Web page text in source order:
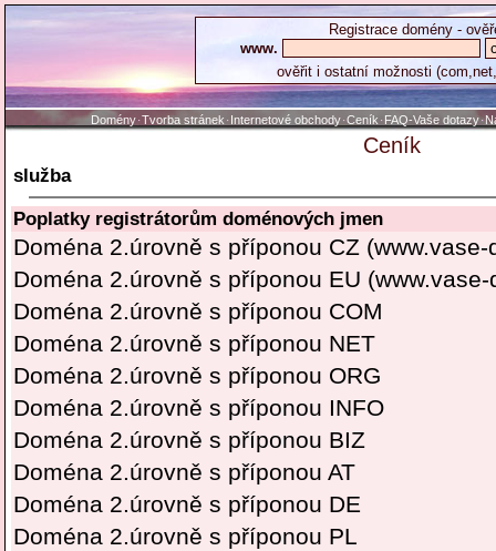
Registrace domény -
www.
ověřit i ostatní možnosti
Domény·Tvorba stránek · Internetové obchody·Ceník · FAQ-Vaše dotazy·
Ceník
služba
Poplatky registrátorům doménových jmen
Doména 2.úrovně s příponou CZ
Doména 2.úrovně s příponou EU
Doména 2.úrovně s příponou COM
Doména 2.úrovně s příponou NET
Doména 2.úrovně s příponou ORG
Doména 2.úrovně s příponou INFO
Doména 2.úrovně s příponou BIZ
Doména 2.úrovně s příponou AT
Doména 2.úrovně s příponou DE
Doména 2.úrovně s příponou PL